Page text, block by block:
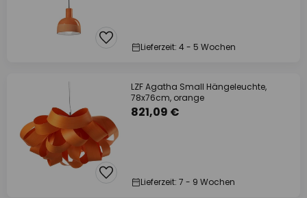
Lieferzeit: 4 - 5 Wochen
LZF Agatha Small Hängeleuchte,
78x76cm, orange
821,09 €
Lieferzeit: 7 - 9 Wochen